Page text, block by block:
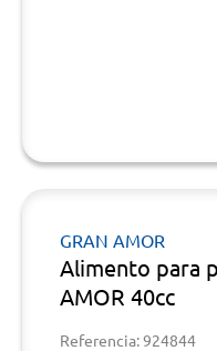
GRAN AMOR
Alimento para
AMOR 40cc
Referencia: 924844